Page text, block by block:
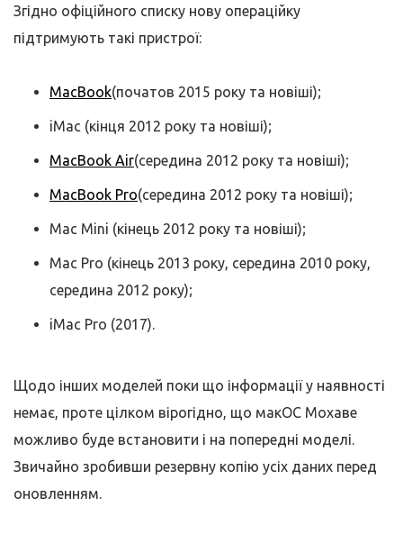
Згідно офіційного списку нову операційку
підтримують такі пристрої:
MacBook(початов 2015 року та новіші);
iMac (кінця 2012 року та новіші);
MacBook Air(середина 2012 року та новіші);
MacBook Pro(середина 2012 року та новіші);
Mac Mini (кінець 2012 року та новіші);
Mac Pro (кінець 2013 року, середина 2010 року,
середина 2012 року);
iMac Pro (2017).
Щодо інших моделей поки що інформації у наявності
немає, проте цілком вірогідно, що макОС Мохаве
можливо буде встановити і на попередні моделі.
Звичайно зробивши резервну копію усіх даних перед
оновленням.